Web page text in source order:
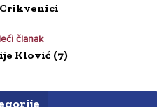
Crikvenici
članak
Klović (7)